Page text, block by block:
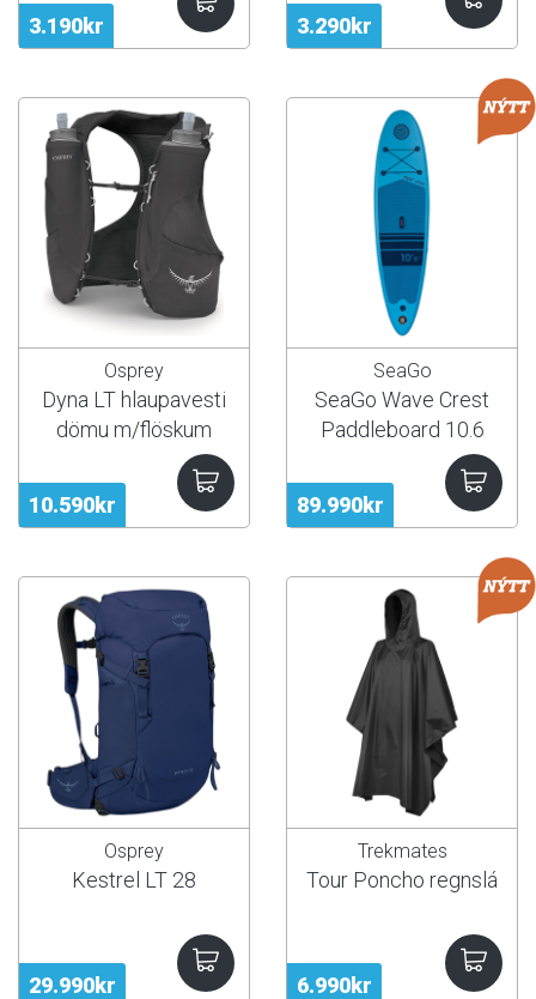
3.190kr 3.290kr
10.590kr
Osprey
Dyna LT hlaupavesti
dömu m/flöskum
89.990kr
SeaGo
SeaGo Wave Crest
Paddleboard 10.6
29.990kr
Osprey
Kestrel LT 28
6.990kr
Trekmates
Tour Poncho regnslá